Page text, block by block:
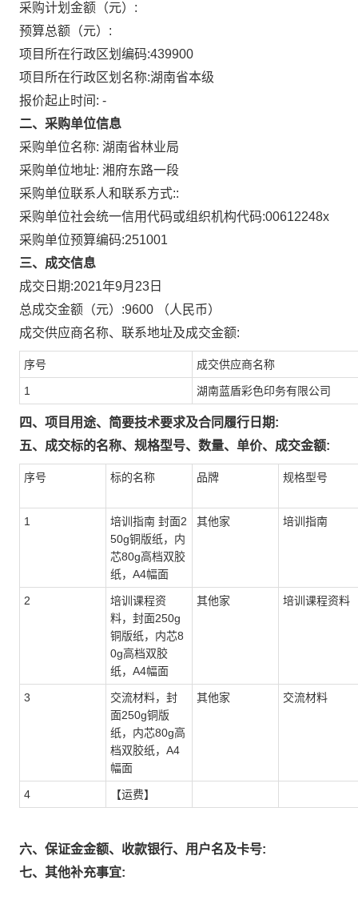
采购计划金额（元）:
预算总额（元）:
项目所在行政区划编码:439900
项目所在行政区划名称:湖南省本级
报价起止时间: -
二、采购单位信息
采购单位名称: 湖南省林业局
采购单位地址: 湘府东路一段
采购单位联系人和联系方式::
采购单位社会统一信用代码或组织机构代码:00612248x
采购单位预算编码:251001
三、成交信息
成交日期:2021年9月23日
总成交金额（元）:9600 （人民币）
成交供应商名称、联系地址及成交金额:
序号 成交供应商名称
1 湖南蓝盾彩色印务有限公司
四、项目用途、简要技术要求及合同履行日期:
五、成交标的名称、规格型号、数量、单价、成交金额:
序号 标的名称 品牌 规格型号
1
培训指南 封面2
50g铜版纸，内
芯80g高档双胶
纸，A4幅面
其他家 培训指南
2
培训课程资
料，封面250g
铜版纸，内芯8
0g高档双胶
纸，A4幅面
其他家 培训课程资料
3
交流材料，封
面250g铜版
纸，内芯80g高
档双胶纸，A4
幅面
其他家 交流材料
4 【运费】
六、保证金金额、收款银行、用户名及卡号:
七、其他补充事宜: